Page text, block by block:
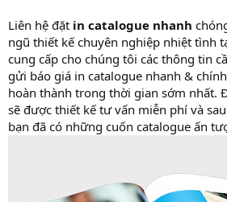
Liên hệ đặt in catalogue nhanh
ngũ thiết kế chuyên nghiệp nhiệt tình
cung cấp cho chúng tôi các thông tin
gửi báo giá in catalogue nhanh &
hoàn thành trong thời gian sớm nhất.
sẽ được thiết kế tư vấn miễn phí và
bạn đã có những cuốn catalogue ấn